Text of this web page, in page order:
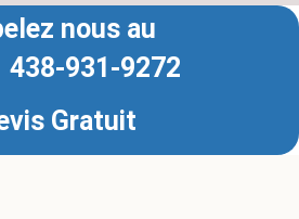
nous au
438-931-9272
Gratuit